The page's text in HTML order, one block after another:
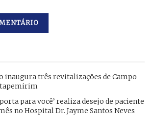
inaugura três revitalizações de Campo
para você’ realiza desejo de paciente
no Hospital Dr. Jayme Santos Neves